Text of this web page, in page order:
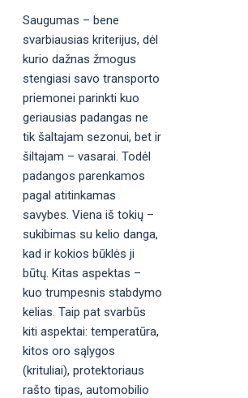
Saugumas – bene
svarbiausias kriterijus, dėl
kurio dažnas žmogus
stengiasi savo transporto
priemonei parinkti kuo
geriausias padangas ne
tik šaltajam sezonui, bet ir
šiltajam – vasarai. Todėl
padangos parenkamos
pagal atitinkamas
savybes. Viena iš tokių –
sukibimas su kelio danga,
kad ir kokios būklės ji
būtų. Kitas aspektas –
kuo trumpesnis stabdymo
kelias. Taip pat svarbūs
kiti aspektai: temperatūra,
kitos oro sąlygos
(krituliai), protektoriaus
rašto tipas, automobilio